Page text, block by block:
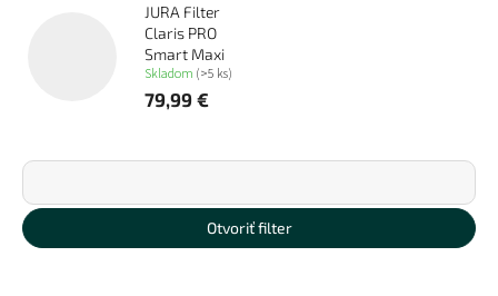
JURA Filter
Claris PRO
Smart Maxi
Skladom (>5 ks)
79,99 €
R
d
e
n
Otvoriť filter